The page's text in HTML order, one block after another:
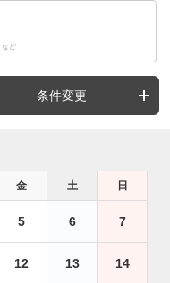
など
条件変更
金 土 日
5 6 7
12 13 14